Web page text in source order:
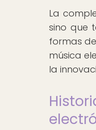
La
sino que
formas
música
la